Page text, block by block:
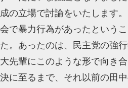
の立場で討論をいたします
で暴力行為があったという
。あったのは、民主党の強
先輩にこのような形で向き
に至るまで、それ以前の田